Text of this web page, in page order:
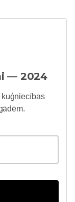
— 2024
kuģniecības